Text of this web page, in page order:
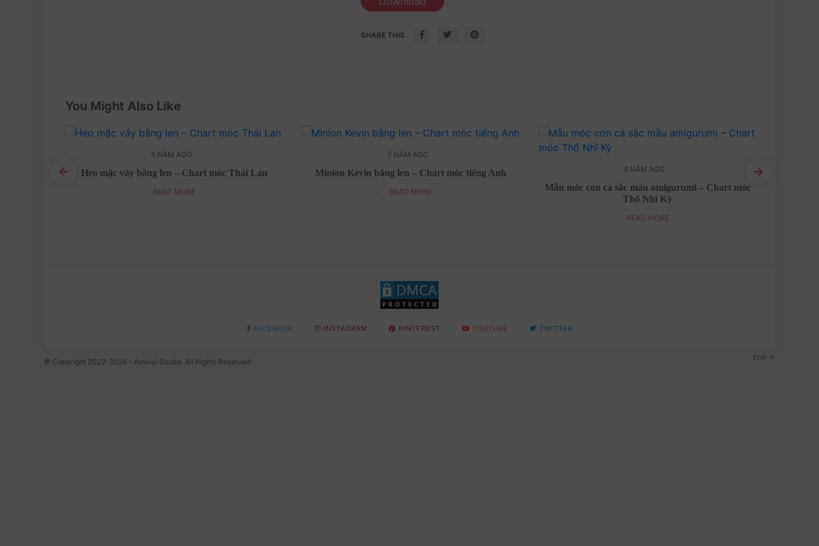
SHARE THIS
You Might Also Like
5 NĂM AGO
Heo mặc váy bằng len – Chart móc Thái Lan
READ MORE
7 NĂM AGO
Minion Kevin bằng len – Chart móc tiếng Anh
READ MORE
6 NĂM AGO
Mẫu móc con cá sắc màu amigurumi – Chart móc
Thổ Nhĩ Kỳ
READ MORE
FACEBOOK INSTAGRAM PINTEREST YOUTUBE TWITTER
© Copyright 2022-2026 - Amivui Studio. All Rights Reserved. TOP